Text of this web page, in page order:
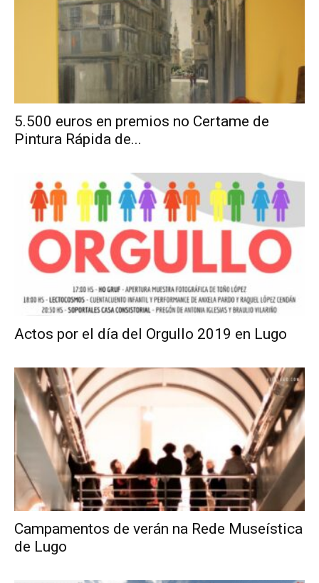
5.500 euros en premios no Certame de
Pintura Rápida de...
Actos por el día del Orgullo 2019 en Lugo
Campamentos de verán na Rede Museística
de Lugo